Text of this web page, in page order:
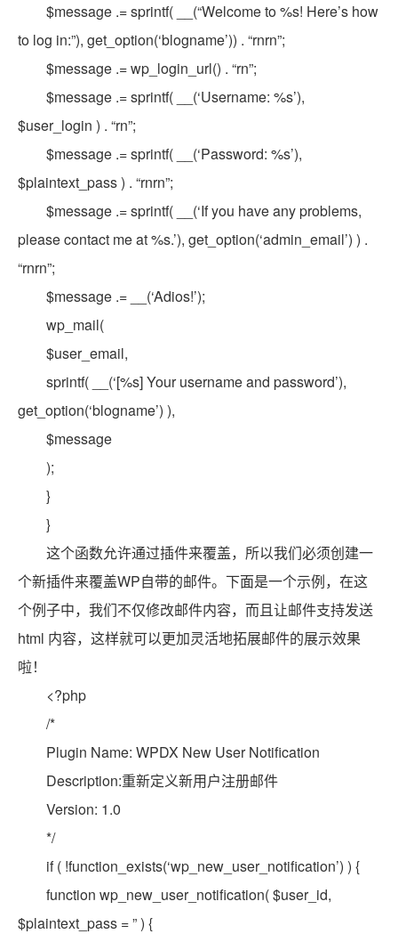
$message .= sprintf( __(“Welcome to %s! Here’s how
to log in:”), get_option(‘blogname’)) . “rnrn”;
$message .= wp_login_url() . “rn”;
$message .= sprintf( __(‘Username: %s’),
$user_login ) . “rn”;
$message .= sprintf( __(‘Password: %s’),
$plaintext_pass ) . “rnrn”;
$message .= sprintf( __(‘If you have any problems,
please contact me at %s.’), get_option(‘admin_email’) ) .
“rnrn”;
$message .= __(‘Adios!’);
wp_mail(
$user_email,
sprintf( __(‘[%s] Your username and password’),
get_option(‘blogname’) ),
$message
);
}
}
这个函数允许通过插件来覆盖，所以我们必须创建一
个新插件来覆盖WP自带的邮件。下面是一个示例，在这
个例子中，我们不仅修改邮件内容，而且让邮件支持发送
html 内容，这样就可以更加灵活地拓展邮件的展示效果
啦！
<?php
/*
Plugin Name: WPDX New User Notification
Description:重新定义新用户注册邮件
Version: 1.0
*/
if ( !function_exists(‘wp_new_user_notification’) ) {
function wp_new_user_notification( $user_id,
$plaintext_pass = ” ) {